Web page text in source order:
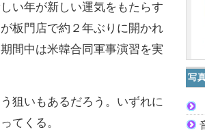
い年が新しい運気をもたらす
板門店で約２年ぶりに開かれ
間中は米韓合同軍事演習を実
狙いもあるだろう。いずれに
てくる。
写